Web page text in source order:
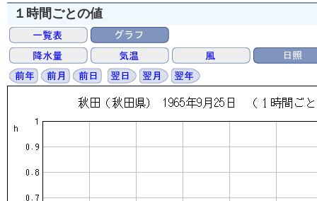
１時間ごとの値